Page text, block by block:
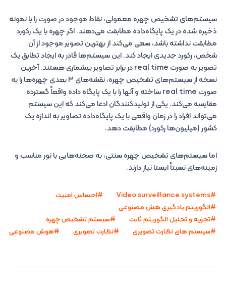
سیستم‌های تشخیص چهره معمولی، نقاط موجود در صورت را با نمونه
ذخیره شده در یک پایگاه‌داده مطابقت می‌دهند. اگر چهره با یک رکورد
مطابقت نداشته باشد، سعی می‌کند از بهترین تصویر موجود از آن
شخص، رکورد جدیدی ایجاد کند. این سیستم‌ها قادر به ایجاد تطابق یک
تصویر به صورت real time در برابر تصاویر بیشماری هستند. آخرین
نسخه از سیستم‌های تشخیص چهره، نقشه‌های 3 بعدی چهره‌ها را به
صورت real time ساخته و آنها را با یک پایگاه داده واقعاً گسترده
مقایسه می‌کند. یکی از تولیدکنندگان ادعا می‌کند که این سیستم
می‌تواند افراد را در زمان واقعی با یک پایگاه‌داده تصاویر به اندازه یک
کشور (میلیون‌ها رکورد) مطابقت دهد.
اما سیستم‌های تشخیص چهره سنتی، به صحنه‌هایی با نور مناسب و
زمینه‌های نسبتاً ایستا نیاز دارند.
Video surveillance systems
احساس امنیت
الگوریتم یادگیری هش مصنوعی
تجزیه و تحلیل الگوریتم ثابت
سیستم تشخیص چهره
سیستم های نظارت تصویری
نظارت تصویری هوش مصنوعی